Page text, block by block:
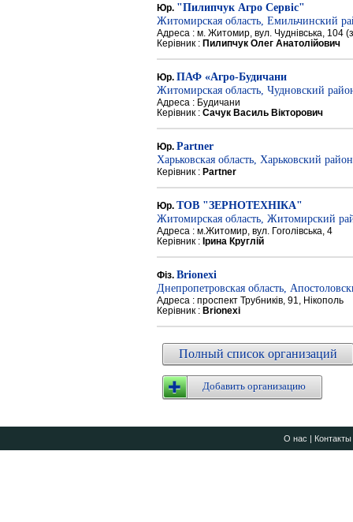
Юр. "Пилипчук Агро Сервіс"
Житомирская область, Емильчинский
Адреса : м. Житомир, вул. Чуднівська, 104
Керівник : Пилипчук Олег Анатолійович
Юр. ПАФ «Агро-Будичани
Житомирская область, Чудновский
Адреса : Будичани
Керівник : Сачук Василь Вікторович
Юр. Partner
Харьковская область, Харьковский район
Керівник : Partner
Юр. ТОВ "ЗЕРНОТЕХНІКА"
Житомирская область, Житомирский
Адреса : м.Житомир, вул. Гоголівська, 4
Керівник : Ірина Круглій
Фіз. Brionexi
Днепропетровская область,
Адреса : проспект Трубників, 91, Нікополь
Керівник : Brionexi
Полный список организаций
Добавить организацию
О нас | Контакты